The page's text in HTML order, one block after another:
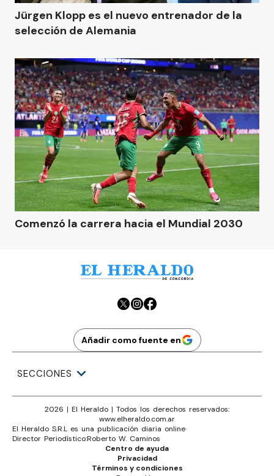
Jürgen Klopp es el nuevo entrenador de la
selección de Alemania
Comenzó la carrera hacia el Mundial 2030
Añadir como fuente en
SECCIONES
2026 | El Heraldo | Todos los derechos reservados:
www.elheraldo.com.ar
El Heraldo S.R.L es una publicación diaria online·
Director Periodístico:Roberto W. Caminos
Términos y condiciones
Privacidad
Centro de ayuda